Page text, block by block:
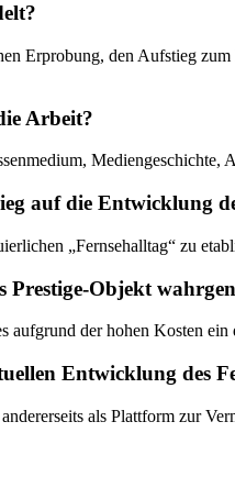
Erprobung, den Aufstieg
Arbeit?
auf die Entwicklung
„Fernsehalltag“ zu
Prestige-Objekt
aufgrund der hohen Kosten
Entwicklung des
als Plattform zur